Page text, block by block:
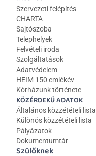
Szervezeti felépítés
CHARTA
Sajtószoba
Telephelyek
Felvételi iroda
Szolgáltatások
Adatvédelem
HEIM 150 emlékév
Kórházunk története
KÖZÉRDEKŰ ADATOK
Általános közzétételi lista
Különös közzétételi lista
Pályázatok
Dokumentumtár
Szülőknek